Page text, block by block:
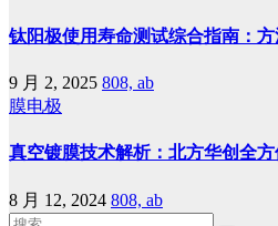
钛阳极使用寿命测试综合指南：
9 月 2, 2025 808, ab
膜电极
真空镀膜技术解析：北方华创全
8 月 12, 2024 808, ab